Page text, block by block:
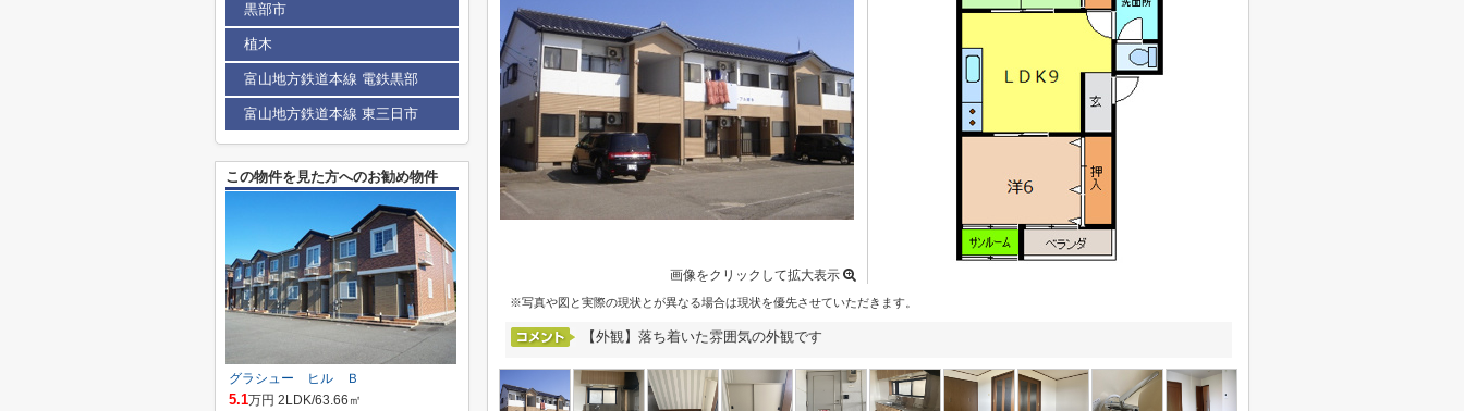
画像をクリックして拡大表示
※写真や図と実際の現状とが異なる場合は現状を優先させていただきます。
【外観】落ち着いた雰囲気の外観です
黒部市
植木
富山地方鉄道本線 電鉄黒部
富山地方鉄道本線 東三日市
この物件を見た方へのお勧め物件
グラシュー ヒル Ｂ
5.1万円 2LDK/63.66㎡